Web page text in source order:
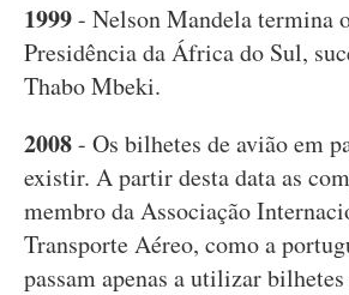
1999- Nelson Mandela termina
Presidência da África do Sul,
Thabo Mbeki.
2008- Os bilhetes de avião em
existir. A partir desta data as
membro da Associação
Transporte Aéreo, como a
passam apenas a utilizar